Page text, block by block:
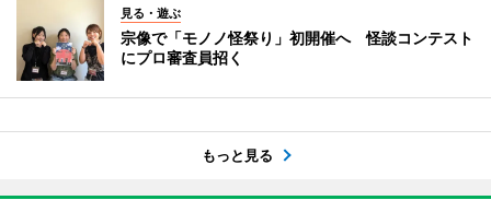
見る・遊ぶ
宗像で「モノノ怪祭り」初開催へ 怪談コンテスト
にプロ審査員招く
もっと見る